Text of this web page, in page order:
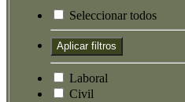
Seleccionar todos
Laboral
Civil